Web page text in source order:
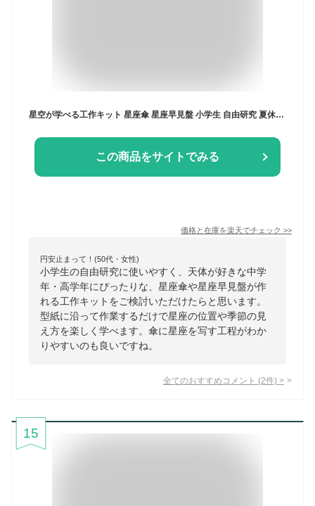
星空が学べる工作キット 星座傘 星座早見盤 小学生 自由研究 夏休み 8本骨50cm/65cm傘対応 製作用型紙のみ 星座 星座早見表 宇宙 グッズ 天体 好き 理科 中学年 高学年 傘 手作り 子供 簡単 男の子 女の子 勉強 プラネタリウム 知育 学習 プレゼント 入学祝い
この商品をサイトでみる
価格と在庫を楽天でチェック >>
円安止まって！(50代・女性)
小学生の自由研究に使いやすく、天体が好きな中学
年・高学年にぴったりな、星座傘や星座早見盤が作
れる工作キットをご検討いただけたらと思います。
型紙に沿って作業するだけで星座の位置や季節の見
え方を楽しく学べます。傘に星座を写す工程がわか
りやすいのも良いですね。
全てのおすすめコメント (2件) >
15